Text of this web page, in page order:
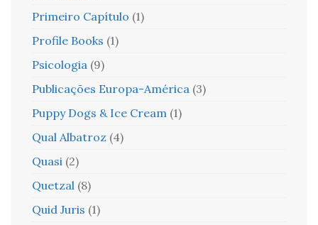
Primeiro Capítulo (1)
Profile Books (1)
Psicologia (9)
Publicações Europa-América (3)
Puppy Dogs & Ice Cream (1)
Qual Albatroz (4)
Quasi (2)
Quetzal (8)
Quid Juris (1)